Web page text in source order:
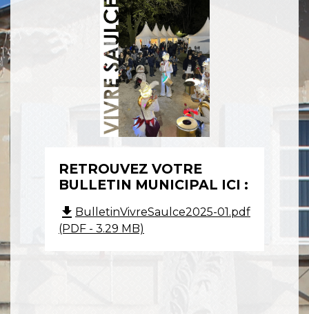
RETROUVEZ VOTRE
BULLETIN MUNICIPAL ICI :
file_download BulletinVivreSaulce2025-01.pdf
(PDF - 3.29 MB)